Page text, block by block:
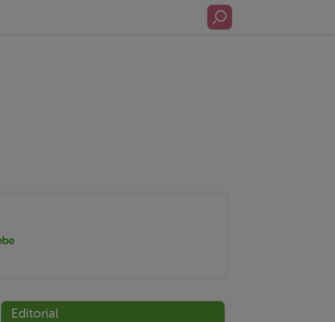
Lipsit De Importanță De La Școala Copiilor?
Editorial